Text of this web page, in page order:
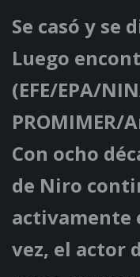
Se casó y se
Luego
(EFE/EPA/
PROMIMER/
Con ocho
de Niro
activamente
vez, el actor